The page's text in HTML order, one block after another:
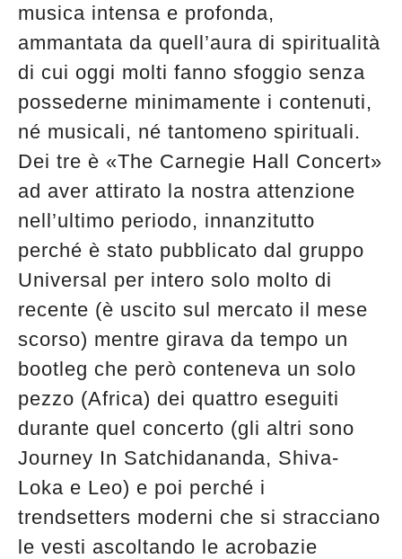
musica intensa e profonda,
ammantata da quell’aura di spiritualità
di cui oggi molti fanno sfoggio senza
possederne minimamente i contenuti,
né musicali, né tantomeno spirituali.
Dei tre è «The Carnegie Hall Concert»
ad aver attirato la nostra attenzione
nell’ultimo periodo, innanzitutto
perché è stato pubblicato dal gruppo
Universal per intero solo molto di
recente (è uscito sul mercato il mese
scorso) mentre girava da tempo un
bootleg che però conteneva un solo
pezzo (Africa) dei quattro eseguiti
durante quel concerto (gli altri sono
Journey In Satchidananda, Shiva-
Loka e Leo) e poi perché i
trendsetters moderni che si stracciano
le vesti ascoltando le acrobazie